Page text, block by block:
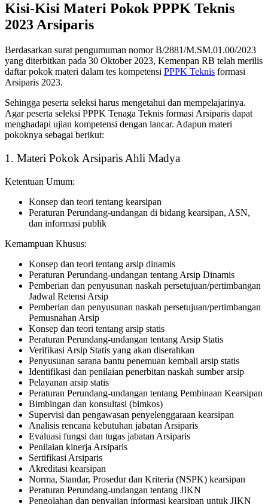
Kisi-Kisi Materi Pokok PPPK Teknis
2023 Arsiparis
Berdasarkan surat pengumuman nomor B/2881/M.SM.01.00/2023
yang diterbitkan pada 30 Oktober 2023, Kemenpan RB telah merilis
daftar pokok materi dalam tes kompetensi PPPK Teknis formasi
Arsiparis 2023.
Sehingga peserta seleksi harus mengetahui dan mempelajarinya.
Agar peserta seleksi PPPK Tenaga Teknis formasi Arsiparis dapat
menghadapi ujian kompetensi dengan lancar. Adapun materi
pokoknya sebagai berikut:
1. Materi Pokok Arsiparis Ahli Madya
Ketentuan Umum:
Konsep dan teori tentang kearsipan
Peraturan Perundang-undangan di bidang kearsipan, ASN,
dan informasi publik
Kemampuan Khusus:
Konsep dan teori tentang arsip dinamis
Peraturan Perundang-undangan tentang Arsip Dinamis
Pemberian dan penyusunan naskah persetujuan/pertimbangan
Jadwal Retensi Arsip
Pemberian dan penyusunan naskah persetujuan/pertimbangan
Pemusnahan Arsip
Konsep dan teori tentang arsip statis
Peraturan Perundang-undangan tentang Arsip Statis
Verifikasi Arsip Statis yang akan diserahkan
Penyusunan sarana bantu penemuan kembali arsip statis
Identifikasi dan penilaian penerbitan naskah sumber arsip
Pelayanan arsip statis
Peraturan Perundang-undangan tentang Pembinaan Kearsipan
Bimbingan dan konsultasi (bimkos)
Supervisi dan pengawasan penyelenggaraan kearsipan
Analisis rencana kebutuhan jabatan Arsiparis
Evaluasi fungsi dan tugas jabatan Arsiparis
Penilaian kinerja Arsiparis
Sertifikasi Arsiparis
Akreditasi kearsipan
Norma, Standar, Prosedur dan Kriteria (NSPK) kearsipan
Peraturan Perundang-undangan tentang JIKN
Pengolahan dan penyajian informasi kearsipan untuk JIKN